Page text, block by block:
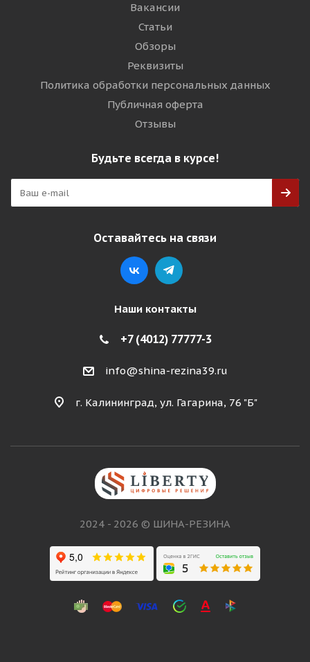
Вакансии
Статьи
Обзоры
Реквизиты
Политика обработки персональных данных
Публичная оферта
Отзывы
Будьте всегда в курсе!
Оставайтесь на связи
Наши контакты
+7 (4012) 77777-3
info@shina-rezina39.ru
г. Калининград, ул. Гагарина, 76 "Б"
2024 - 2026 © ШИНА-РЕЗИНА